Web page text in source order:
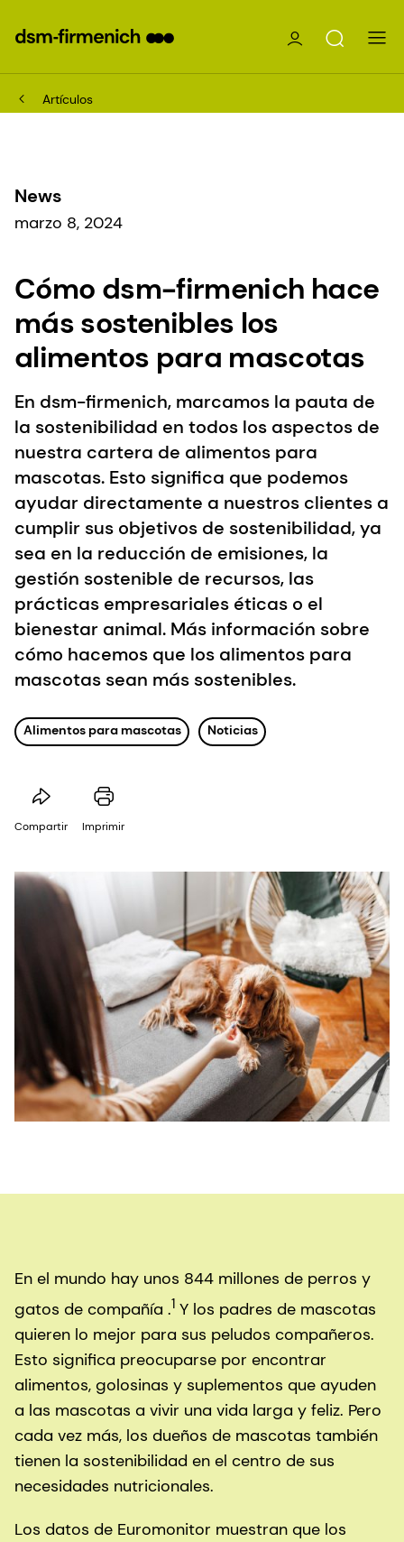
Artículos
News
marzo 8, 2024
Cómo dsm-firmenich hace
más sostenibles los
alimentos para mascotas
En dsm-firmenich, marcamos la pauta de
la sostenibilidad en todos los aspectos de
nuestra cartera de alimentos para
mascotas. Esto significa que podemos
ayudar directamente a nuestros clientes a
cumplir sus objetivos de sostenibilidad, ya
sea en la reducción de emisiones, la
gestión sostenible de recursos, las
prácticas empresariales éticas o el
bienestar animal. Más información sobre
cómo hacemos que los alimentos para
mascotas sean más sostenibles.
Alimentos para mascotas Noticias
Compartir Imprimir
En el mundo hay unos 844 millones de perros y
gatos de compañía .1 Y los padres de mascotas
quieren lo mejor para sus peludos compañeros.
Esto significa preocuparse por encontrar
alimentos, golosinas y suplementos que ayuden
a las mascotas a vivir una vida larga y feliz. Pero
cada vez más, los dueños de mascotas también
tienen la sostenibilidad en el centro de sus
necesidades nutricionales.
Los datos de Euromonitor muestran que los